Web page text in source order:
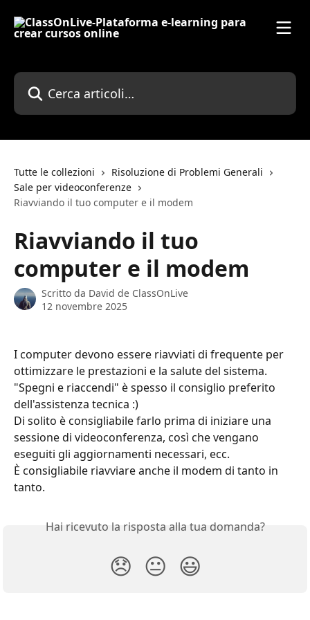
Cerca articoli…
Tutte le collezioni
Risoluzione di Problemi Generali
Sale per videoconferenze
Riavviando il tuo computer e il modem
Riavviando il tuo
computer e il modem
Scritto da David de ClassOnLive
12 novembre 2025
I computer devono essere riavviati di frequente per
ottimizzare le prestazioni e la salute del sistema.
"Spegni e riaccendi" è spesso il consiglio preferito
dell'assistenza tecnica :)
Di solito è consigliabile farlo prima di iniziare una
sessione di videoconferenza, così che vengano
eseguiti gli aggiornamenti necessari, ecc.
È consigliabile riavviare anche il modem di tanto in
tanto.
Hai ricevuto la risposta alla tua domanda?
😞 😐 😃